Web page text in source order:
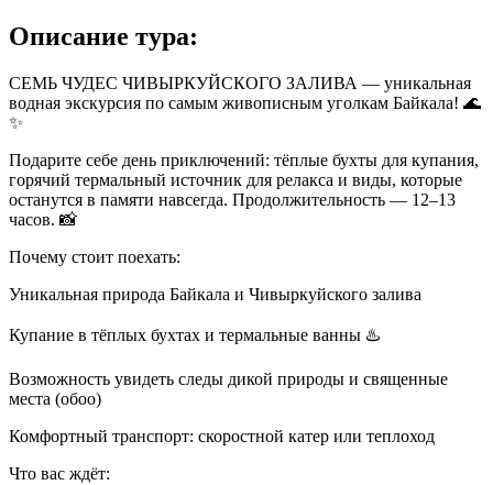
Описание тура:
СЕМЬ ЧУДЕС ЧИВЫРКУЙСКОГО ЗАЛИВА — уникальная
водная экскурсия по самым живописным уголкам Байкала! 🌊
✨
Подарите себе день приключений: тёплые бухты для купания,
горячий термальный источник для релакса и виды, которые
останутся в памяти навсегда. Продолжительность — 12–13
часов. 📸
Почему стоит поехать:
Уникальная природа Байкала и Чивыркуйского залива
Купание в тёплых бухтах и термальные ванны ♨️
Возможность увидеть следы дикой природы и священные
места (обоо)
Комфортный транспорт: скоростной катер или теплоход
Что вас ждёт: